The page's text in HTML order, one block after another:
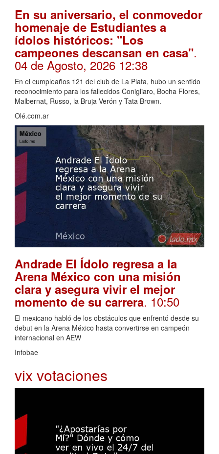
En su aniversario, el conmovedor
homenaje de Estudiantes a
ídolos históricos: "Los
campeones descansan en casa".
04 de Agosto, 2026 12:38
En el cumpleaños 121 del club de La Plata, hubo un sentido
reconocimiento para los fallecidos Conigliaro, Bocha Flores,
Malbernat, Russo, la Bruja Verón y Tata Brown.
Olé.com.ar
Andrade El Ídolo regresa a la
Arena México con una misión
clara y asegura vivir el mejor
momento de su carrera. 10:50
El mexicano habló de los obstáculos que enfrentó desde su
debut en la Arena México hasta convertirse en campeón
internacional en AEW
Infobae
vix votaciones